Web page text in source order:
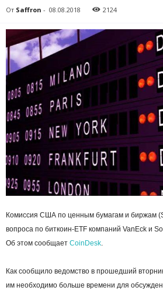
От Saffron - 08.08.2018 2124
Комиссия США по ценным бумагам и биржам
вопроса по биткоин-ETF компаний VanEck и
Об этом сообщает CoinDesk.
Как сообщило ведомство в прошедший
им необходимо больше времени для